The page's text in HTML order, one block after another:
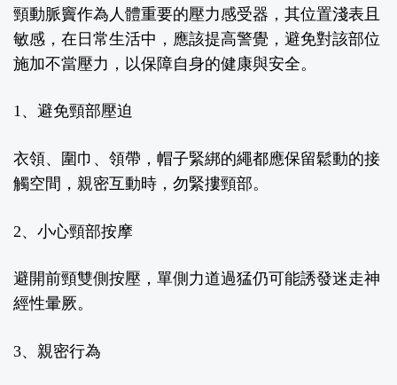
頸動脈竇作為人體重要的壓力感受器，其位置淺表且
敏感，在日常生活中，應該提高警覺，避免對該部位
施加不當壓力，以保障自身的健康與安全。
1、避免頸部壓迫
衣領、圍巾 、領帶 ，帽子緊綁的繩都應保留鬆動的接
觸空間，親密互動時，勿緊摟頸部。
2、小心頸部按摩
避開前頸雙側按壓，單側力道過猛仍可能誘發迷走神
經性暈厥。
3、 親密行為